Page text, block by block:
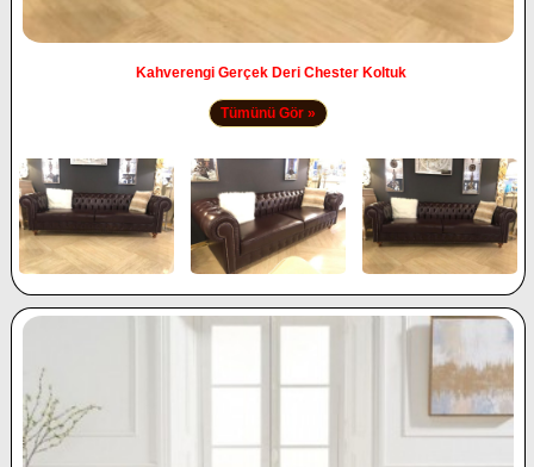
Kahverengi Gerçek Deri Chester Koltuk
Tümünü Gör »